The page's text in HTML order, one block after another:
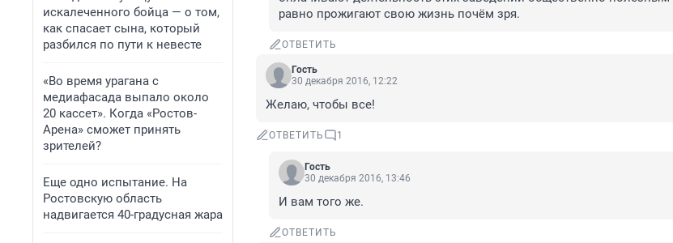
искалеченного бойца — о том,
как спасает сына, который
разбился по пути к невесте
«Во время урагана с
медиафасада выпало около
20 кассет». Когда «Ростов-
Арена» сможет принять
зрителей?
Еще одно испытание. На
Ростовскую область
надвигается 40-градусная жара
равно прожигают свою жизнь почём зря.
ОТВЕТИТЬ
Гость
30 декабря 2016, 12:22
Желаю, чтобы все!
ОТВЕТИТЬ 1
Гость
30 декабря 2016, 13:46
И вам того же.
ОТВЕТИТЬ